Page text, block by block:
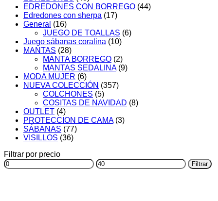
EDREDONES CON BORREGO (44)
Edredones con sherpa (17)
General (16)
JUEGO DE TOALLAS (6)
Juego sábanas coralina (10)
MANTAS (28)
MANTA BORREGO (2)
MANTAS SEDALINA (9)
MODA MUJER (6)
NUEVA COLECCIÓN (357)
COLCHONES (5)
COSITAS DE NAVIDAD (8)
OUTLET (4)
PROTECCION DE CAMA (3)
SÁBANAS (77)
VISILLOS (36)
Filtrar por precio
Precio
mínimo
Precio
máximo
Filtrar